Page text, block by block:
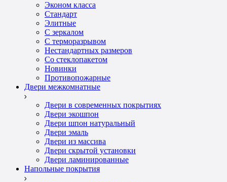
Эконом класса
Стандарт
Элитные
С зеркалом
С терморазрывом
Нестандартных размеров
Со стеклопакетом
Новинки
Противопожарные
Двери межкомнатные
Двери в современных покрытиях
Двери экошпон
Двери шпон натуральный
Двери эмаль
Двери из массива
Двери скрытой установки
Двери ламинированные
Напольные покрытия